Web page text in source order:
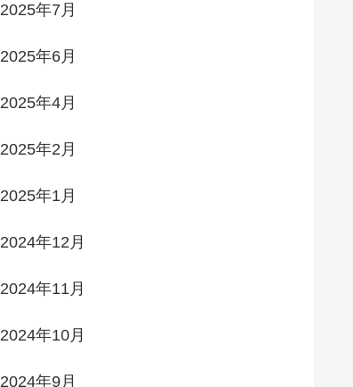
2025年7月
2025年6月
2025年4月
2025年2月
2025年1月
2024年12月
2024年11月
2024年10月
2024年9月